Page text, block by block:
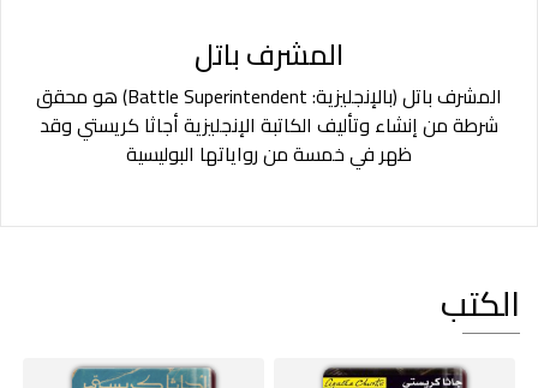
المشرف باتل
المشرف باتل (بالإنجليزية: Superintendent Battle) هو محقق
شرطة من إنشاء وتأليف الكاتبة الإنجليزية أجاثا كريستي وقد
ظهر في خمسة من رواياتها البوليسية
الكتب